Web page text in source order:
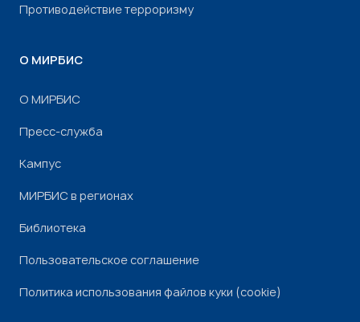
Противодействие терроризму
О МИРБИС
О МИРБИС
Пресс-служба
Кампус
МИРБИС в регионах
Библиотека
Пользовательское соглашение
Политика использования файлов куки (cookie)